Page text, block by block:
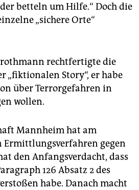
betteln um Hilfe.“ Doch die
„sichere Orte“
rechtfertigte die
„fiktionalen Story“, er habe
über Terrorgefahren in
wollen.
Mannheim hat am
Ermittlungsverfahren gegen
den Anfangsverdacht, dass
126 Absatz 2 des
habe. Danach macht